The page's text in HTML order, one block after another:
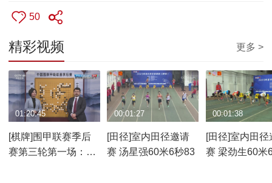
50
精彩视频 更多 >
[棋牌]围甲联赛季后
赛第三轮第一场：时
01:20:45
[田径]室内田径邀请
赛 汤星强60米6秒83
00:01:27
[田径]室内田径
赛 梁劲生60米
00:01:38